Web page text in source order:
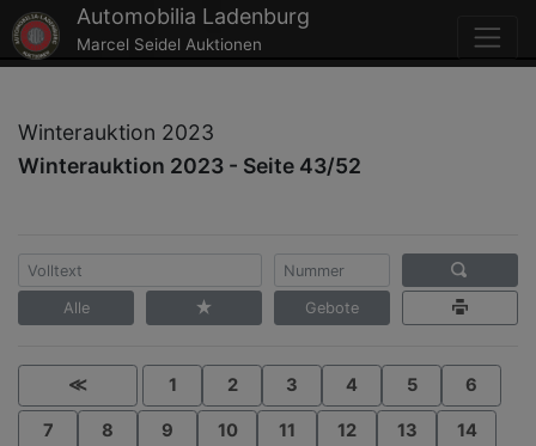
Automobilia Ladenburg
Marcel Seidel Auktionen
Winterauktion 2023
Winterauktion 2023 - Seite 43/52
Alle Gebote
≪ 1 2 3 4 5 6
7 8 9 10 11 12 13 14